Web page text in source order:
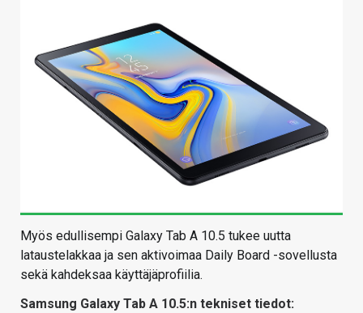
Myös edullisempi Galaxy Tab A 10.5 tukee uutta
lataustelakkaa ja sen aktivoimaa Daily Board -sovellusta
sekä kahdeksaa käyttäjäprofiilia.
Samsung Galaxy Tab A 10.5:n tekniset tiedot: